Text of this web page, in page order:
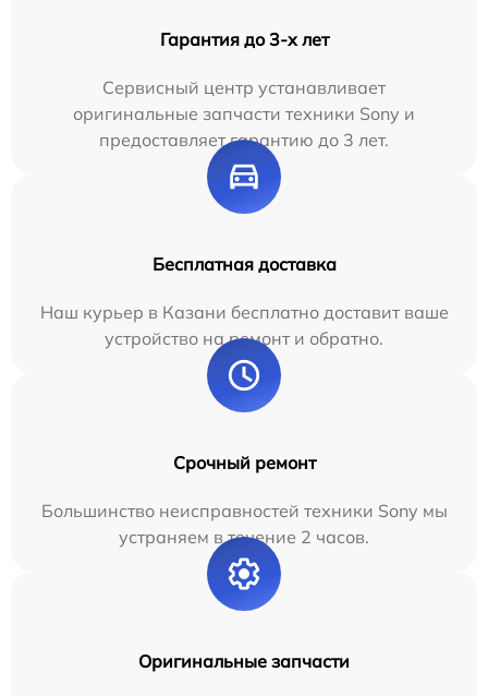
Гарантия до 3-х лет
Сервисный центр устанавливает
оригинальные запчасти техники Sony и
предоставляет гарантию до 3 лет.
Бесплатная доставка
Наш курьер в Казани бесплатно доставит ваше
устройство на ремонт и обратно.
Срочный ремонт
Большинство неисправностей техники Sony мы
устраняем в течение 2 часов.
Оригинальные запчасти